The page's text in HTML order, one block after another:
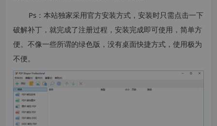
Ps：本站独家采用官方安装方式，安装时只需点击一下
破解补丁，就完成了注册过程，安装完成即可使用，简单方
便。不像一些所谓的绿色版，没有桌面快捷方式，使用极为
不便。